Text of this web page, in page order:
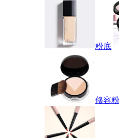
粉底
修容粉